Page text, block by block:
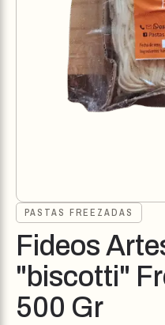
PASTAS FREEZADAS
Fideos
"biscotti"
500 Gr